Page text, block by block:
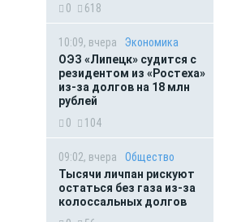
0
618
10:09, вчера
Экономика
ОЭЗ «Липецк» судится с
резидентом из «Ростеха»
из-за долгов на 18 млн
рублей
0
104
09:02, вчера
Общество
Тысячи личпан рискуют
остаться без газа из-за
колоссальных долгов